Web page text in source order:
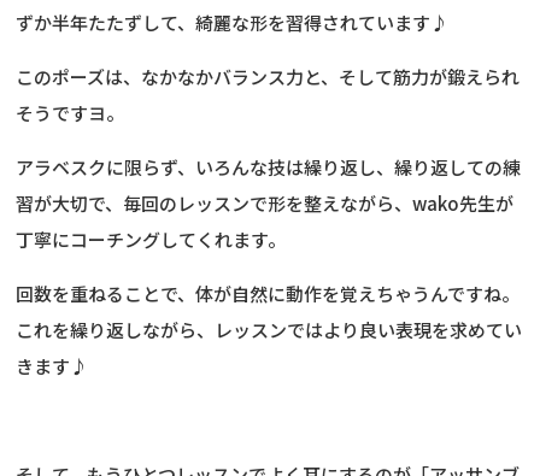
ずか半年たたずして、綺麗な形を習得されています♪
このポーズは、なかなかバランス力と、そして筋力が鍛えられ
そうですヨ。
アラベスクに限らず、いろんな技は繰り返し、繰り返しての練
習が大切で、毎回のレッスンで形を整えながら、wako先生が
丁寧にコーチングしてくれます。
回数を重ねることで、体が自然に動作を覚えちゃうんですね。
これを繰り返しながら、レッスンではより良い表現を求めてい
きます♪